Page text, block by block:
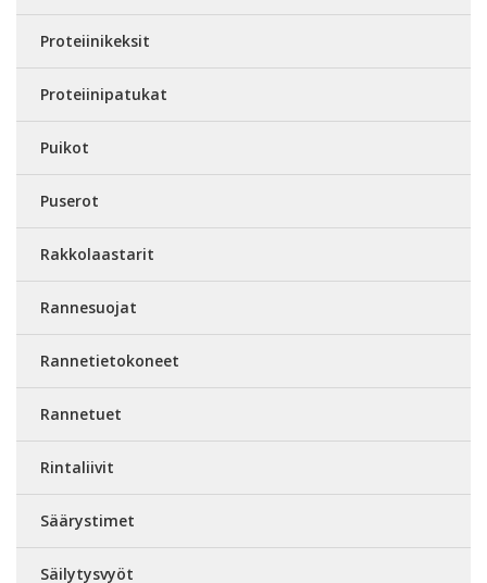
Proteiinikeksit
Proteiinipatukat
Puikot
Puserot
Rakkolaastarit
Rannesuojat
Rannetietokoneet
Rannetuet
Rintaliivit
Säärystimet
Säilytysvyöt